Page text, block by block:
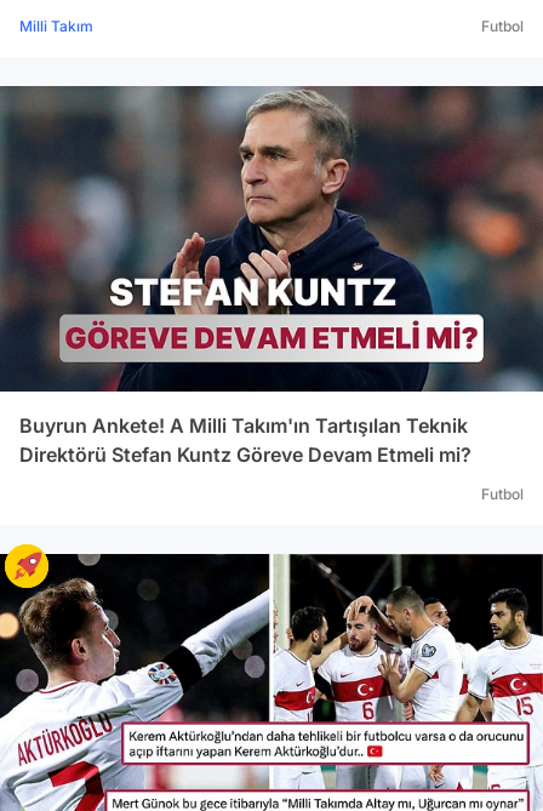
Milli Takım Futbol
Buyrun Ankete! A Milli Takım'ın Tartışılan Teknik
Direktörü Stefan Kuntz Göreve Devam Etmeli mi?
Futbol